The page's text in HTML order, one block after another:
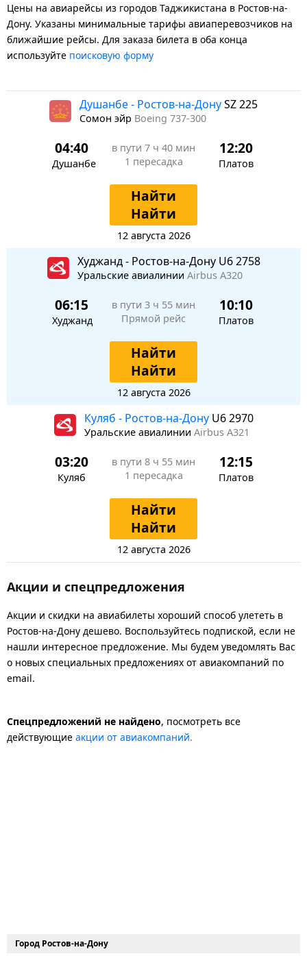
Цены на авиарейсы из городов Таджикистана в Ростов-на-
Дону. Указаны минимальные тарифы авиаперевозчиков на
ближайшие рейсы. Для заказа билета в оба конца
используйте поисковую форму
Душанбе - Ростов-на-ДонуSZ 225
Сомон эйр Boeing 737-300
04:40
Душанбе
в пути 7 ч 40 мин
1 пересадка
12:20
Платов
Найти
Найти
12 августа 2026
Худжанд - Ростов-на-Дону U6 2758
Уральские авиалинии Airbus A320
06:15
Худжанд
в пути 3 ч 55 мин
Прямой рейс
10:10
Платов
Найти
Найти
12 августа 2026
Куляб - Ростов-на-Дону U6 2970
Уральские авиалинии Airbus A321
03:20
Куляб
в пути 8 ч 55 мин
1 пересадка
12:15
Платов
Найти
Найти
12 августа 2026
Акции и спецпредложения
Акции и скидки на авиабилеты хороший способ улететь в
Ростов-на-Дону дешево. Воспользуйтесь подпиской, если не
нашли интересное предложение. Мы будем уведомлять Вас
о новых специальных предложениях от авиакомпаний по
email.
Спецпредложений не найдено, посмотреть все
действующие акции от авиакомпаний.
Город Ростов-на-Дону